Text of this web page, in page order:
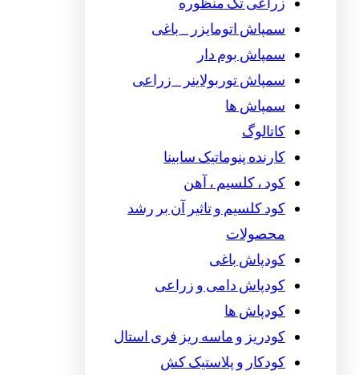
زراعی تک منظوره
سمپاش اتومایزر _ باغی
سمپاش بوم دار
سمپاش توربولاینر _ زراعی
سمپاش ها
کاتالوگ
کارنده پنوماتیک سابینا
کود ، کلسیم ، آهن
کود کلسیم و تاثیر آن بر رشد
محصولات
کودپاش باغی
کودپاش دامی و زراعی
کودپاش ها
کودریز و ماسه ریز فری استال
کودکار و پلاستیک کش